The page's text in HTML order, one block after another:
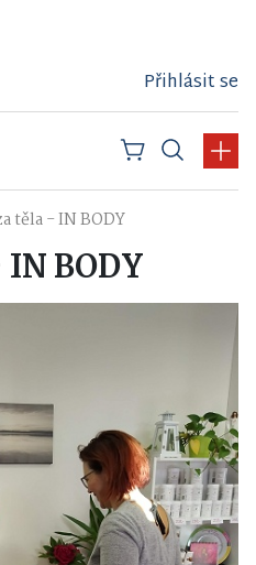
Přihlásit se
těla - IN BODY
BODY